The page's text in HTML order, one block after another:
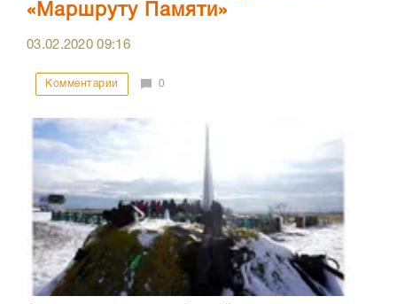
«Маршруту Памяти»
03.02.202009:16
Комментарии 0